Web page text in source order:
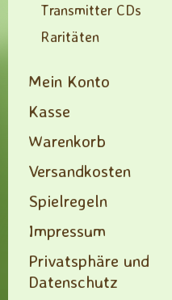
Transmitter CDs
Raritäten
Mein Konto
Kasse
Warenkorb
Versandkosten
Spielregeln
Impressum
Privatsphäre und
Datenschutz